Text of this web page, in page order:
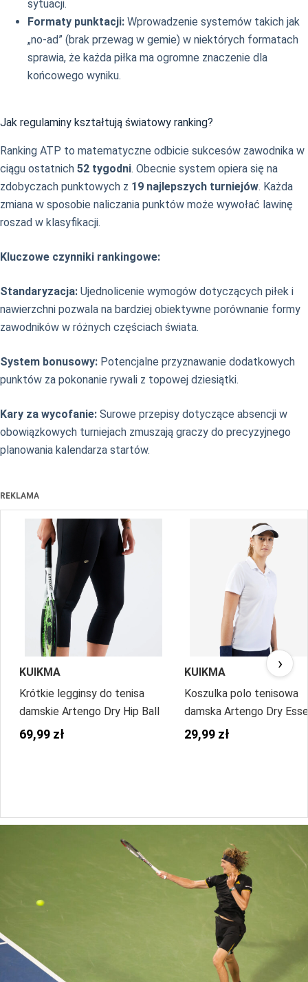
sytuacji.
Formaty punktacji: Wprowadzenie systemów takich jak
„no-ad” (brak przewag w gemie) w niektórych formatach
sprawia, że każda piłka ma ogromne znaczenie dla
końcowego wyniku.
Jak regulaminy kształtują światowy ranking?
Ranking ATP to matematyczne odbicie sukcesów zawodnika w
ciągu ostatnich 52 tygodni. Obecnie system opiera się na
zdobyczach punktowych z 19 najlepszych turniejów. Każda
zmiana w sposobie naliczania punktów może wywołać lawinę
roszad w klasyfikacji.
Kluczowe czynniki rankingowe:
Standaryzacja: Ujednolicenie wymogów dotyczących piłek i
nawierzchni pozwala na bardziej obiektywne porównanie formy
zawodników w różnych częściach świata.
System bonusowy: Potencjalne przyznawanie dodatkowych
punktów za pokonanie rywali z topowej dziesiątki.
Kary za wycofanie: Surowe przepisy dotyczące absencji w
obowiązkowych turniejach zmuszają graczy do precyzyjnego
planowania kalendarza startów.
REKLAMA
KUIKMA
Krótkie legginsy do tenisa
damskie Artengo Dry Hip Ball
69,99 zł
KUIKMA
Koszulka polo tenisowa
damska Artengo Dry
100
29,99 zł
›